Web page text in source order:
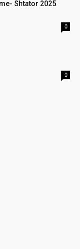
Shtator 2025
0
0